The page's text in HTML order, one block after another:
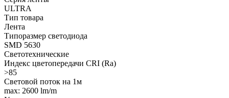
ULTRA
Тип товара
Лента
Типоразмер светодиода
SMD 5630
Светотехнические
Индекс цветопередачи CRI (Ra)
>85
Световой поток на 1м
max: 2600 lm/m